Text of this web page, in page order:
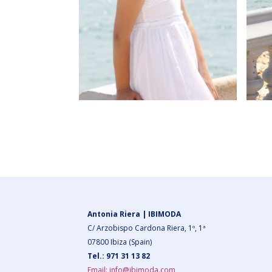
Antonia Riera | IBIMODA
C/ Arzobispo Cardona Riera, 1º, 1ª
07800 Ibiza (Spain)
Tel.: 971 31 13 82